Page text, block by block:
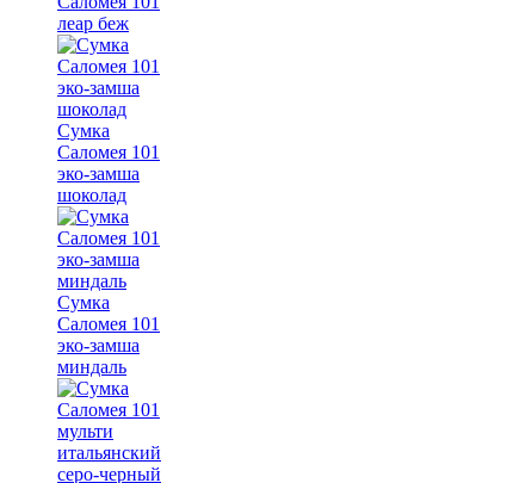
леар беж
Сумка
Саломея 101
эко-замша
шоколад
Сумка
Саломея 101
эко-замша
миндаль